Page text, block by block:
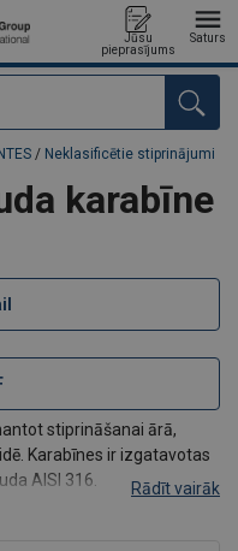
Jūsu
pieprasījums
Saturs
/ Neklasificētie stiprinājumi
karabīne
stiprināšanai ārā,
Karabīnes ir izgatavotas
AISI 316.
Rādīt vairāk